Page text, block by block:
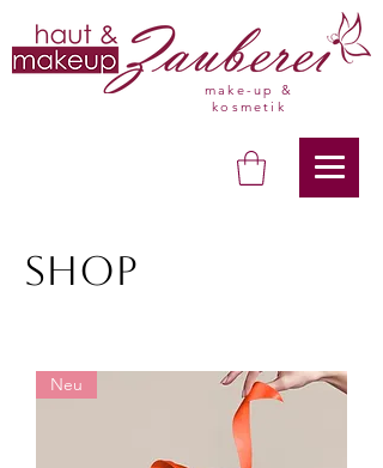
make-up &
kosmetik
Shop
Neu